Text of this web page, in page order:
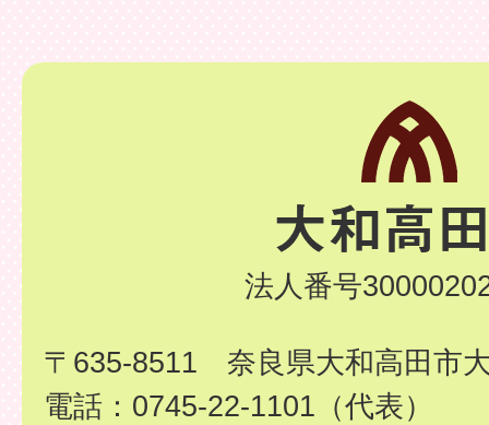
法人番号
〒635-8511 奈良県大和高田市
電話：0745-22-1101（代表）